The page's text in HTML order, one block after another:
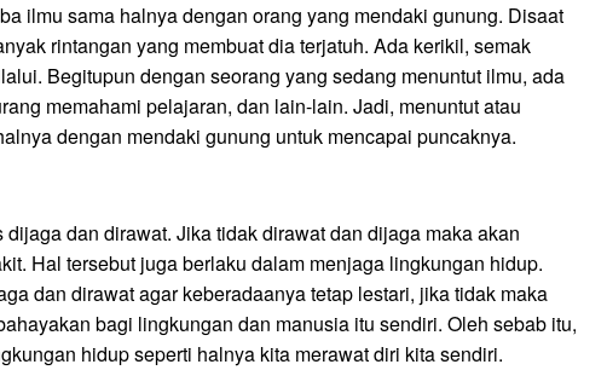
ilmu sama halnya dengan orang yang mendaki gunung. Disaat
rintangan yang membuat dia terjatuh. Ada kerikil, semak
Begitupun dengan seorang yang sedang menuntut ilmu, ada
memahami pelajaran, dan lain-lain. Jadi, menuntut atau
dengan mendaki gunung untuk mencapai puncaknya.
dijaga dan dirawat. Jika tidak dirawat dan dijaga maka akan
Hal tersebut juga berlaku dalam menjaga lingkungan hidup.
dan dirawat agar keberadaanya tetap lestari, jika tidak maka
bagi lingkungan dan manusia itu sendiri. Oleh sebab itu,
hidup seperti halnya kita merawat diri kita sendiri.